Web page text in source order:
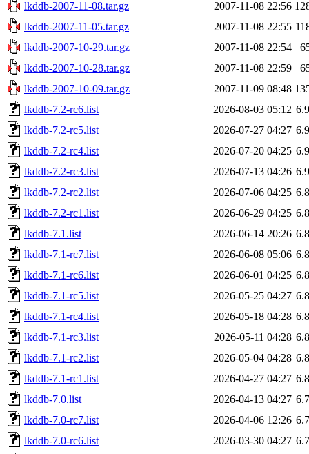
lkddb-2007-11-08.tar.gz
2007-11-08 22:56
lkddb-2007-11-05.tar.gz
2007-11-08 22:55
lkddb-2007-10-29.tar.gz
2007-11-08 22:54
lkddb-2007-10-28.tar.gz
2007-11-08 22:59
lkddb-2007-10-09.tar.gz
2007-11-09 08:48
lkddb-7.2-rc6.list
2026-08-03 05:12
lkddb-7.2-rc5.list
2026-07-27 04:27
lkddb-7.2-rc4.list
2026-07-20 04:25
lkddb-7.2-rc3.list
2026-07-13 04:26
lkddb-7.2-rc2.list
2026-07-06 04:25
lkddb-7.2-rc1.list
2026-06-29 04:25
lkddb-7.1.list
2026-06-14 20:26
lkddb-7.1-rc7.list
2026-06-08 05:06
lkddb-7.1-rc6.list
2026-06-01 04:25
lkddb-7.1-rc5.list
2026-05-25 04:27
lkddb-7.1-rc4.list
2026-05-18 04:28
lkddb-7.1-rc3.list
2026-05-11 04:28
lkddb-7.1-rc2.list
2026-05-04 04:28
lkddb-7.1-rc1.list
2026-04-27 04:27
lkddb-7.0.list
2026-04-13 04:27
lkddb-7.0-rc7.list
2026-04-06 12:26
lkddb-7.0-rc6.list
2026-03-30 04:27